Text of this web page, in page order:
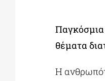
Παγκόσμια
θέματα
Η